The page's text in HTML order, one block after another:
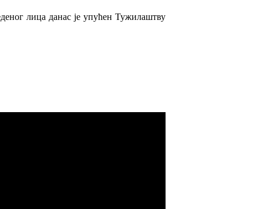
лица данас је упућен Тужилаштву